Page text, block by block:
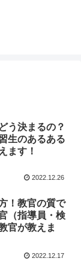
う決まるの？
生のあるある
ます！
2022.12.26
！教官の質で
（指導員・検
官が教えま
2022.12.17